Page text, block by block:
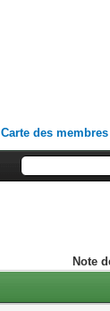
Carte des membres
Note